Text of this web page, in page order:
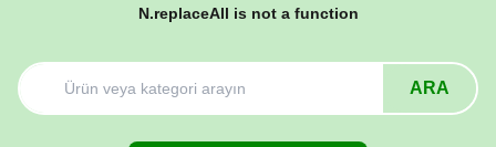
N.replaceAll is not a function
ARA